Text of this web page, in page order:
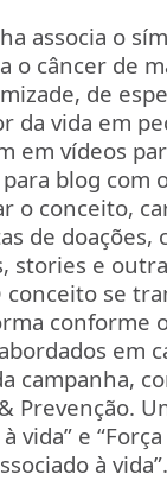
associa o
o câncer de
de
da vida em
em vídeos
blog com
o conceito,
de doações,
stories e
conceito se
conforme
em
campanha,
Prevenção.
vida” e
à vida”.